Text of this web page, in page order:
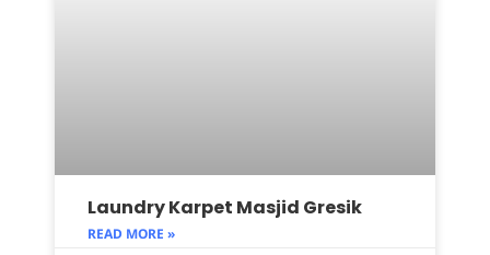
Laundry Karpet Masjid Gresik
READ MORE »